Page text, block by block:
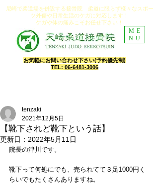
​お気軽にお問い合わせ下さい(予約優先制)
TEL: 06-6481-3006
尼崎で柔道場を併設する接骨院​ 柔道に限らず様々なスポー
ツ外傷や日常生活のケガに対応します！
ケガや体の痛みこそお任せ下さい！
ME
NU
【靴下されど靴下という話】
tenzaki
2021年12月5日
更新日： 2022年5月11日
院長の津川です。
靴下って何処にでも、売られてて３足1000円く
らいでもたくさんありますね。